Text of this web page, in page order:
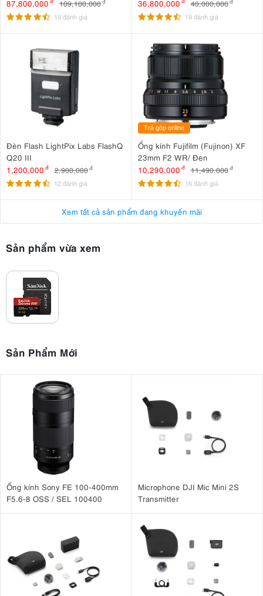
105mm F4 L IS USM
87,800,000 109,100,000đ
19 đánh giá
Nhập khẩu
36,800,000 40,000,000 đ
19 đánh giá
Đèn Flash LightPix Labs FlashQ
Q20 III
1,200,000 đ 2,900,000đ
12 đánh giá
Trả góp online
Ống kính Fujifilm (Fujinon) XF
23mm F2 WR/ Đen
10,290,000 đ 11,490,000 đ
16 đánh giá
Xem tất cả sản phẩm đang khuyến mãi
Sản phẩm vừa xem
Sản Phẩm Mới
Ống kính Sony FE 100-400mm
F5.6-8 OSS / SEL 100400
Microphone DJI Mic Mini 2S
Transmitter